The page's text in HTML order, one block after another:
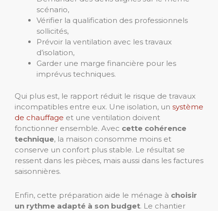
scénario,
Vérifier la qualification des professionnels
sollicités,
Prévoir la ventilation avec les travaux
d’isolation,
Garder une marge financière pour les
imprévus techniques.
Qui plus est, le rapport réduit le risque de travaux
incompatibles entre eux. Une isolation, un système
de chauffage et une ventilation doivent
fonctionner ensemble. Avec cette cohérence
technique, la maison consomme moins et
conserve un confort plus stable. Le résultat se
ressent dans les pièces, mais aussi dans les factures
saisonnières.
Enfin, cette préparation aide le ménage à choisir
un rythme adapté à son budget. Le chantier